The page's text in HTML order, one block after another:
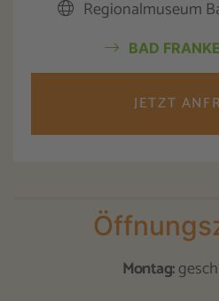
Regionalmuseum
BAD
JETZT
Montag: